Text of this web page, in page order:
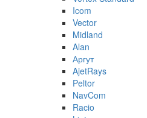
Icom
Vector
Midland
Alan
Аргут
AjetRays
Peltor
NavCom
Racio